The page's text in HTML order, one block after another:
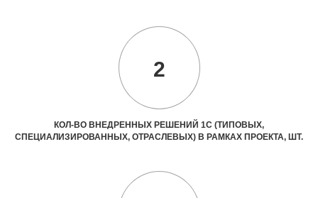
2
КОЛ-ВО ВНЕДРЕННЫХ РЕШЕНИЙ 1С (ТИПОВЫХ,
СПЕЦИАЛИЗИРОВАННЫХ, ОТРАСЛЕВЫХ) В РАМКАХ ПРОЕКТА, ШТ.